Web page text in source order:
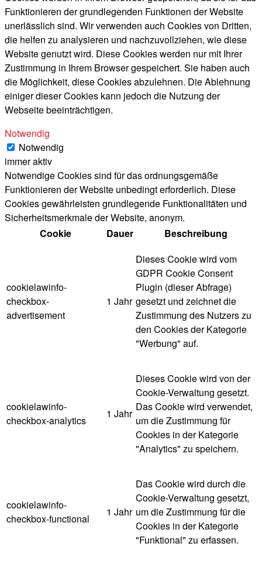
Funktionieren der grundlegenden Funktionen der Website
unerlässlich sind. Wir verwenden auch Cookies von Dritten,
die helfen zu analysieren und nachzuvollziehen, wie diese
Website genutzt wird. Diese Cookies werden nur mit Ihrer
Zustimmung in Ihrem Browser gespeichert. Sie haben auch
die Möglichkeit, diese Cookies abzulehnen. Die Ablehnung
einiger dieser Cookies kann jedoch die Nutzung der
Webseite beeinträchtigen.
Notwendig
Notwendig
immer aktiv
Notwendige Cookies sind für das ordnungsgemäße
Funktionieren der Website unbedingt erforderlich. Diese
Cookies gewährleisten grundlegende Funktionalitäten und
Sicherheitsmerkmale der Website, anonym.
Cookie
Dauer Beschreibung
cookielawinfo-
checkbox-
advertisement
1 Jahr
Dieses Cookie wird vom
GDPR Cookie Consent
Plugin (dieser Abfrage)
gesetzt und zeichnet die
Zustimmung des Nutzers zu
den Cookies der Kategorie
"Werbung" auf.
cookielawinfo-
checkbox-analytics
1 Jahr
Dieses Cookie wird von der
Cookie-Verwaltung gesetzt.
Das Cookie wird verwendet,
um die Zustimmung für
Cookies in der Kategorie
"Analytics" zu speichern.
cookielawinfo-
checkbox-functional
1 Jahr
Das Cookie wird durch die
Cookie-Verwaltung gesetzt,
um die Zustimmung für die
Cookies in der Kategorie
"Funktional" zu erfassen.